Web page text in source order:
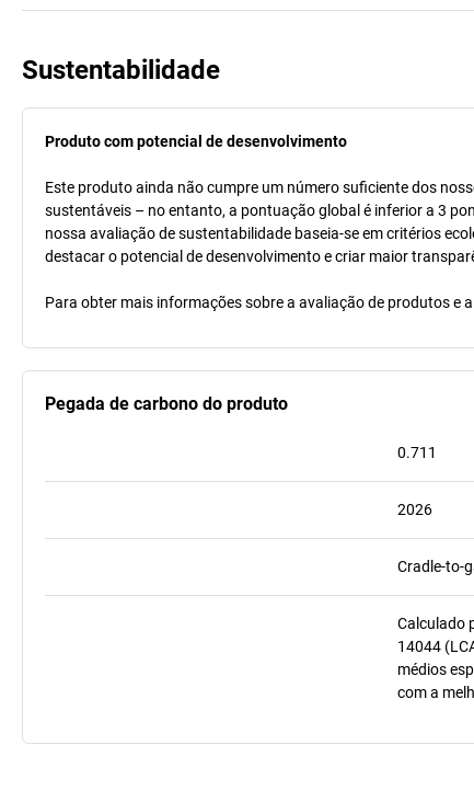
Sustentabilidade
Produto com potencial de desenvolvimento
Este produto ainda não cumpre um número suficiente dos
sustentáveis – no entanto, a pontuação global é inferior a 3
nossa avaliação de sustentabilidade baseia-se em critérios
destacar o potencial de desenvolvimento e criar maior
Para obter mais informações sobre a avaliação de produtos e
Pegada de carbono do produto
0.711
2026
Cradle-to-
Calculado
14044
médios
com a